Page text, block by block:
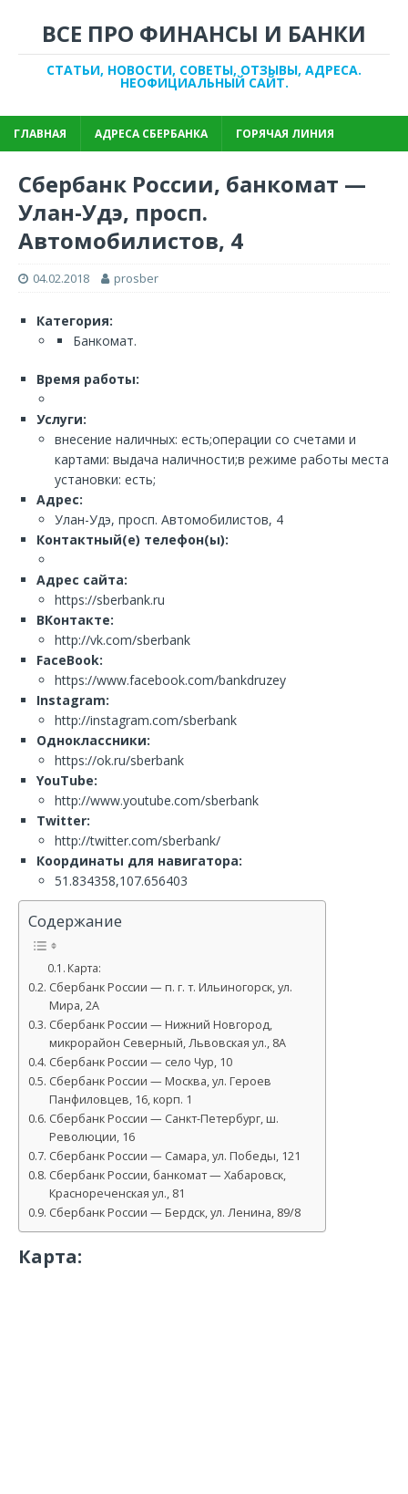
ВСЕ ПРО ФИНАНСЫ И БАНКИ
СТАТЬИ, НОВОСТИ, СОВЕТЫ, ОТЗЫВЫ, АДРЕСА.
НЕОФИЦИАЛЬНЫЙ САЙТ.
ГЛАВНАЯ АДРЕСА СБЕРБАНКА ГОРЯЧАЯ ЛИНИЯ
Сбербанк России, банкомат —
Улан-Удэ, просп.
Автомобилистов, 4
04.02.2018 prosber
Категория:
Банкомат.
Время работы:
Услуги:
внесение наличных: есть;операции со счетами и
картами: выдача наличности;в режиме работы места
установки: есть;
Адрес:
Улан-Удэ, просп. Автомобилистов, 4
Контактный(е) телефон(ы):
Адрес сайта:
https://sberbank.ru
ВКонтакте:
http://vk.com/sberbank
FaceBook:
https://www.facebook.com/bankdruzey
Instagram:
http://instagram.com/sberbank
Одноклассники:
https://ok.ru/sberbank
YouTube:
http://www.youtube.com/sberbank
Twitter:
http://twitter.com/sberbank/
Координаты для навигатора:
51.834358,107.656403
Содержание
Карта:
Сбербанк России — п. г. т. Ильиногорск, ул.
Мира, 2А
Сбербанк России — Нижний Новгород,
микрорайон Северный, Львовская ул., 8А
Сбербанк России — село Чур, 10
Сбербанк России — Москва, ул. Героев
Панфиловцев, 16, корп. 1
Сбербанк России — Санкт-Петербург, ш.
Революции, 16
Сбербанк России — Самара, ул. Победы, 121
Сбербанк России, банкомат — Хабаровск,
Краснореченская ул., 81
Сбербанк России — Бердск, ул. Ленина, 89/8
Карта: